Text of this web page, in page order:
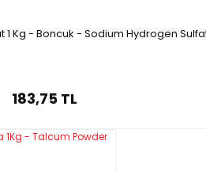
1 Kg - Boncuk - Sodium Hydrogen
183,75 TL